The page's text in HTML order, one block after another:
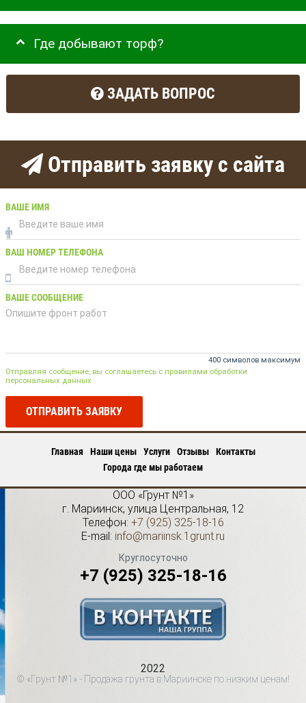
Где добывают торф?
ЗАДАТЬ ВОПРОС
Отправить заявку с сайта
ВАШЕ ИМЯ
ВАШ НОМЕР ТЕЛЕФОНА
ВАШЕ СООБЩЕНИЕ
400 символов максимум
Отправляя сообщение, вы соглашаетесь с правилами обработки
персональных данных
ОТПРАВИТЬ ЗАЯВКУ
Главная Наши цены Услуги Отзывы
Контакты
Города где мы работаем
ООО «Грунт №1»
г. Мариинск, улица Центральная, 12
Телефон: +7 (925) 325-18-16
E-mail: info@mariinsk.1grunt.ru
Круглосуточно
+7 (925) 325-18-16
2022
© «Грунт №1» - Продажа грунта в Мариинске по низким ценам!